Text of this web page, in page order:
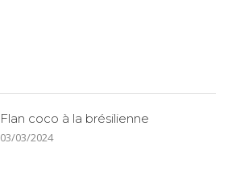
Flan coco à la brésilienne
03/03/2024